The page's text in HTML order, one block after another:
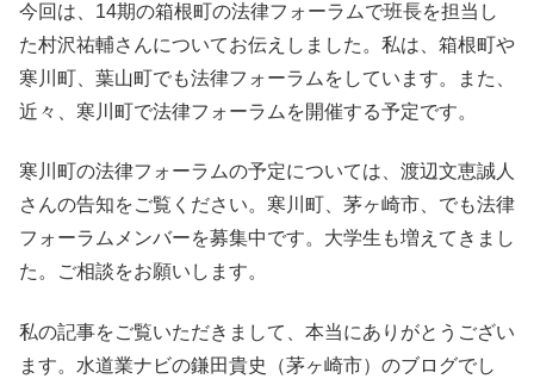
今回は、14期の箱根町の法律フォーラムで班長を担当し
た村沢祐輔さんについてお伝えしました。私は、箱根町や
寒川町、葉山町でも法律フォーラムをしています。また、
近々、寒川町で法律フォーラムを開催する予定です。
寒川町の法律フォーラムの予定については、渡辺文恵誠人
さんの告知をご覧ください。寒川町、茅ヶ崎市、でも法律
フォーラムメンバーを募集中です。大学生も増えてきまし
た。ご相談をお願いします。
私の記事をご覧いただきまして、本当にありがとうござい
ます。水道業ナビの鎌田貴史（茅ヶ崎市）のブログでし